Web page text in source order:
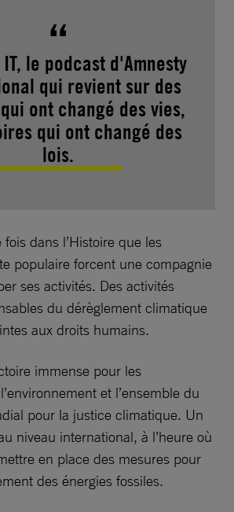
IT, le podcast d'Amnesty
qui revient sur des
ont changé des vies,
qui ont changé des
lois.
fois dans l’Histoire que les
populaire forcent une compagnie
ses activités. Des activités
du dérèglement climatique
aux droits humains.
immense pour les
et l’ensemble du
pour la justice climatique. Un
niveau international, à l’heure où
en place des mesures pour
des énergies fossiles.